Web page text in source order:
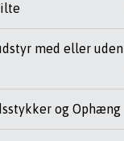
med eller uden
og Ophæng